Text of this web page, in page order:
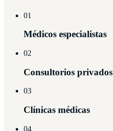
01
Médicos especialistas
02
Consultorios privados
03
Clínicas médicas
04